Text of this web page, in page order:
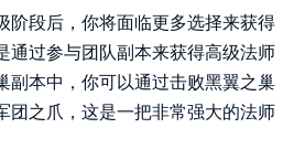
阶段后，你将面临更多选择来获得
通过参与团队副本来获得高级法师
副本中，你可以通过击败黑翼之巢
团之爪，这是一把非常强大的法师